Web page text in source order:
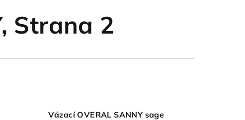
, Strana 2
Vázací OVERAL SANNY sage